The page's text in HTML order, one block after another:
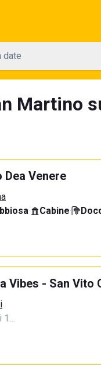
date
Martino
Dea Venere
· Cabine·
Vibes - San Vito
1…